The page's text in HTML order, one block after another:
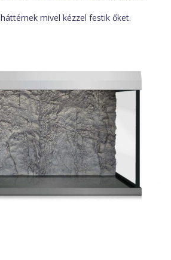
mivel kézzel festik őket.